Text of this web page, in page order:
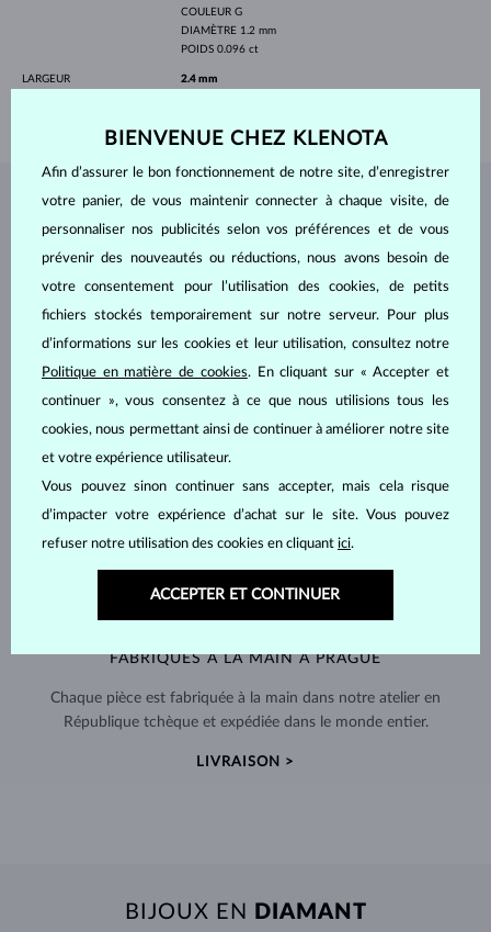
COULEUR G
DIAMÈTRE 1.2 mm
POIDS 0.096 ct
LARGEUR 2.4 mm
BIJOUX DEL'ATELIER KLENOTA
FABRIQUÉS À LA MAIN À PRAGUE
Chaque pièce est fabriquée à la main dans notre atelier en
République tchèque et expédiée dans le monde entier.
LIVRAISON >
BIJOUX EN DIAMANT
BIENVENUE CHEZ KLENOTA
Afin d’assurer le bon fonctionnement de notre site, d’enregistrer
votre panier, de vous maintenir connecter à chaque visite, de
personnaliser nos publicités selon vos préférences et de vous
prévenir des nouveautés ou réductions, nous avons besoin de
votre consentement pour l’utilisation des cookies, de petits
fichiers stockés temporairement sur notre serveur. Pour plus
d’informations sur les cookies et leur utilisation, consultez notre
Politique en matière de cookies. En cliquant sur « Accepter et
continuer », vous consentez à ce que nous utilisions tous les
cookies, nous permettant ainsi de continuer à améliorer notre site
et votre expérience utilisateur.
Vous pouvez sinon continuer sans accepter, mais cela risque
d’impacter votre expérience d’achat sur le site. Vous pouvez
refuser notre utilisation des cookies en cliquant ici.
ACCEPTER ET CONTINUER